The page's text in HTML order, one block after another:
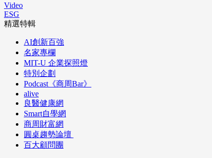
Video
ESG
精選特輯
AI創新百強
名家專欄
MIT-U 企業探照燈
特別企劃
Podcast《商周Bar》
alive
良醫健康網
Smart自學網
商周財富網
圓桌趨勢論壇
百大顧問團